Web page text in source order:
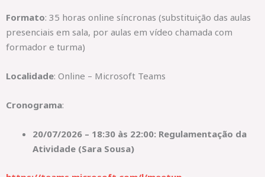
Formato: 35 horas online síncronas (substituição das aulas
presenciais em sala, por aulas em vídeo chamada com
formador e turma)
Localidade: Online – Microsoft Teams
Cronograma:
20/07/2026 – 18:30 às 22:00: Regulamentação da
Atividade (Sara Sousa)